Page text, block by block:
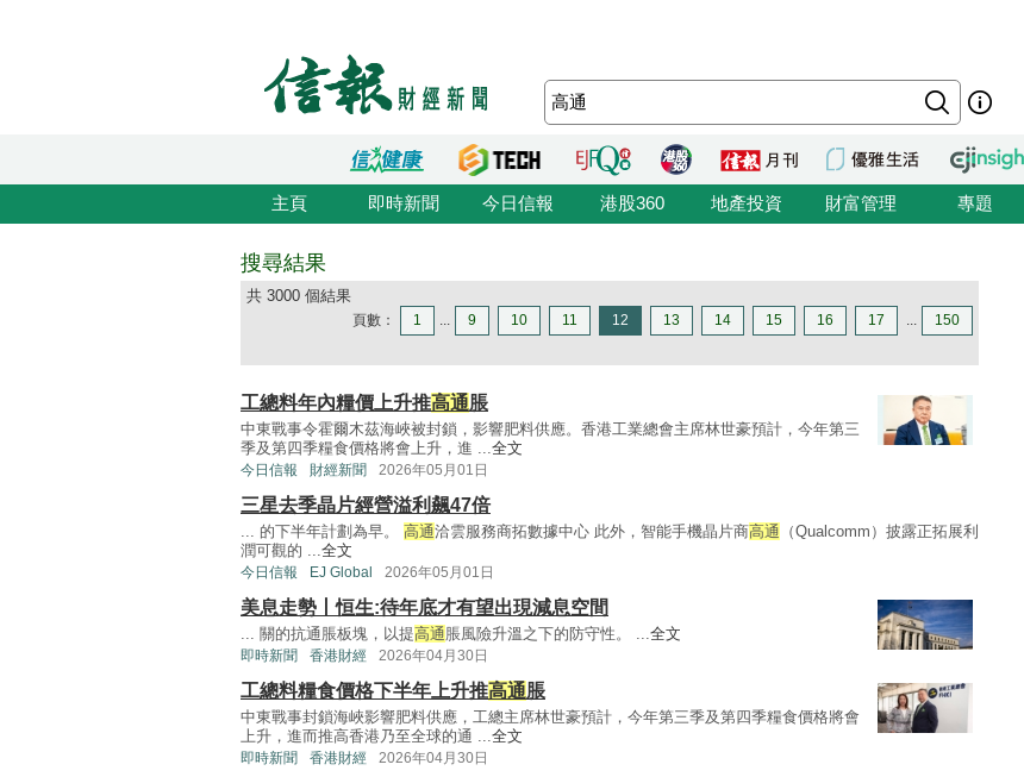
主頁 即時新聞 今日信報 港股360 地產投資 財富管理 專題
搜尋結果
共 3000 個結果
頁數： 1 ... 9 10 11 12 13 14 15 16 17 ... 150
工總料年內糧價上升推高通脹
中東戰事令霍爾木茲海峽被封鎖，影響肥料供應。香港工業總會主席林世豪預計，今年第三
季及第四季糧食價格將會上升，進 ...全文
今日信報 財經新聞 2026年05月01日
三星去季晶片經營溢利飆47倍
... 的下半年計劃為早。 高通洽雲服務商拓數據中心 此外，智能手機晶片商高通 （Qualcomm）披露正拓展利
潤可觀的 ...全文
今日信報 EJ Global 2026年05月01日
美息走勢丨恒生:待年底才有望出現減息空間
... 關的抗通脹板塊，以提高通脹風險升溫之下的防守性。 ...全文
即時新聞 香港財經 2026年04月30日
工總料糧食價格下半年上升推高通脹
中東戰事封鎖海峽影響肥料供應，工總主席林世豪預計，今年第三季及第四季糧食價格將會
上升，進而推高香港乃至全球的通 ...全文
即時新聞 香港財經 2026年04月30日